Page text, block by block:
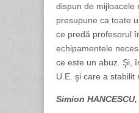
dispun de mijloacele
presupune ca toate
ce predă profesorul
echipamentele
ce este un abuz. Şi,
U.E. şi care a stabilit
Simion